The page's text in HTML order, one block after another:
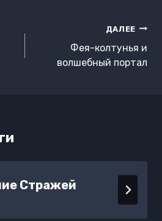
ДАЛЕЕ
Фея-колтунья и
волшебный портал
Стражей